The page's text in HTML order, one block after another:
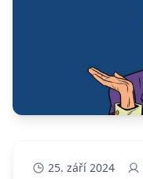
25. září 2024